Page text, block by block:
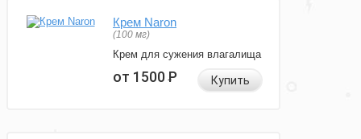
Крем Naron
(100 мг)
Крем для сужения влагалища
от 1500Р Купить